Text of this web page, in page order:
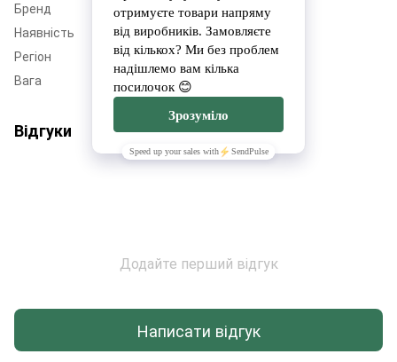
Бренд
Дім Еко Фруктів
Наявність
Немає в наявності
Регіон
Черкащина
Вага
50
Відгуки
Додайте перший відгук
Написати відгук